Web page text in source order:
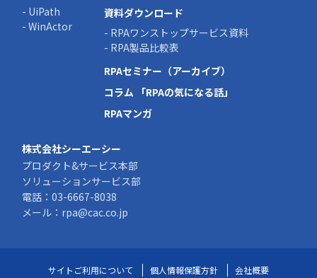
- UiPath
- WinActor
資料ダウンロード
- RPAワンストップサービス資料
- RPA製品比較表
RPAセミナー（アーカイブ）
コラム 「RPAの気になる話」
RPAマンガ
株式会社シーエーシー
プロダクト&サービス本部
ソリューションサービス部
電話：03-6667-8038
メール： rpa@cac.co.jp
サイトご利用について 個人情報保護方針 会社概要